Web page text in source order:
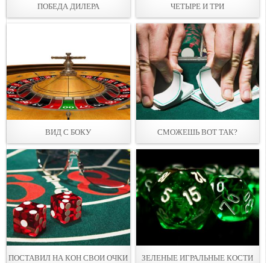
ПОБЕДА ДИЛЕРА ЧЕТЫРЕ И ТРИ
ВИД С БОКУ СМОЖЕШЬ ВОТ ТАК?
ПОСТАВИЛ НА КОН СВОИ ОЧКИ ЗЕЛЕНЫЕ ИГРАЛЬНЫЕ КОСТИ